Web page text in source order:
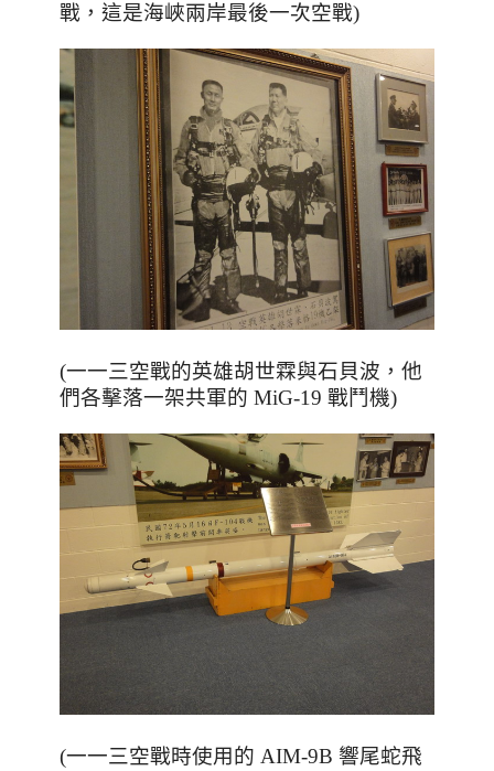
戰， 這是海峽兩岸最後一次空戰)
(一一三空戰的英雄胡世霖與石貝波， 他
們各擊落一架共軍的 MiG-19 戰鬥機)
(一一三空戰時使用的 AIM-9B 響尾蛇飛